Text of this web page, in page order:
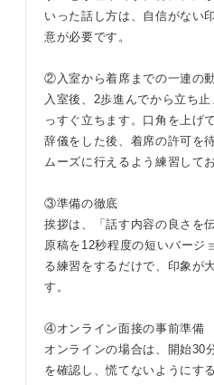
いった話し方は、自信がない
意が必要です。
②入室から着席までの一連の
入室後、2歩進んでから立ち
っすぐ立ちます。口角を上げ
辞儀をした後、着席の許可を
ムーズに行えるよう練習して
③準備の徹底
挨拶は、「話す内容の良さを
原稿を12秒程度の短いバージ
る練習をするだけで、印象が
す。
④オンライン面接の事前準備
オンラインの場合は、開始30
を確認し、慌てないようにす